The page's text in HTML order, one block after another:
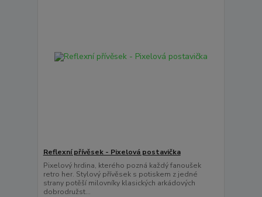
Reflexní přívěsek - Pixelová postavička
Pixelový hrdina, kterého pozná každý fanoušek
retro her. Stylový přívěsek s potiskem z jedné
strany potěší milovníky klasických arkádových
dobrodružst...